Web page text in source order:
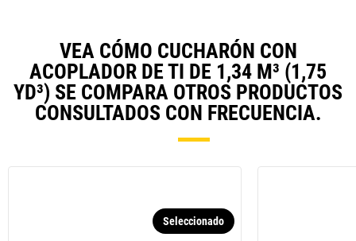
VEA CÓMO CUCHARÓN CON
ACOPLADOR DE TI DE 1,34 M³ (1,75
YD³) SE COMPARA OTROS PRODUCTOS
CONSULTADOS CON FRECUENCIA.
Seleccionado